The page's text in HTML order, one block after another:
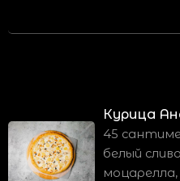
Курица
45
белый